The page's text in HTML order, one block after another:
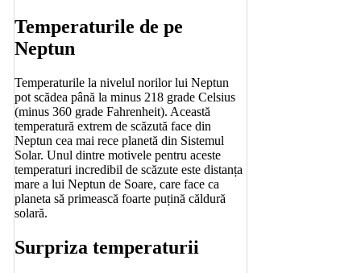
Temperaturile de pe
Neptun
Temperaturile la nivelul norilor lui Neptun
pot scădea până la minus 218 grade Celsius
(minus 360 grade Fahrenheit). Această
temperatură extrem de scăzută face din
Neptun cea mai rece planetă din Sistemul
Solar. Unul dintre motivele pentru aceste
temperaturi incredibil de scăzute este distanța
mare a lui Neptun de Soare, care face ca
planeta să primească foarte puțină căldură
solară.
Surpriza temperaturii